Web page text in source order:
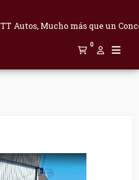
TT Autos, Mucho más que un
0